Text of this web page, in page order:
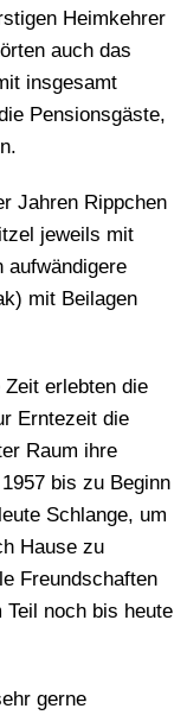
Heimkehrer
auch das
insgesamt
Pensionsgäste,
Jahren Rippchen
jeweils mit
aufwändigere
mit Beilagen
erlebten die
Erntezeit die
Raum ihre
bis zu Beginn
Schlange, um
Hause zu
Freundschaften
noch bis heute
gerne